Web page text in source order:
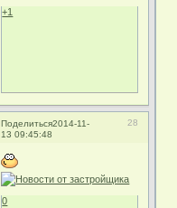
+1
Поделиться 28
2014-11-
13 09:45:48
0